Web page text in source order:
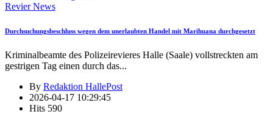
Revier News
Durchsuchungsbeschluss wegen dem unerlaubten Handel mit Marihuana durchgesetzt
Kriminalbeamte des Polizeirevieres Halle (Saale) vollstreckten am
gestrigen Tag einen durch das...
By Redaktion HallePost
2026-04-17 10:29:45
Hits 590